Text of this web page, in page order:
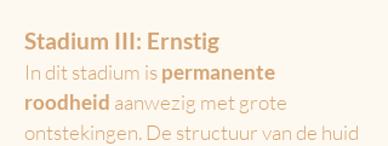
Stadium III: Ernstig
In dit stadium ispermanente
roodheid aanwezig met grote
ontstekingen. De structuur van de huid